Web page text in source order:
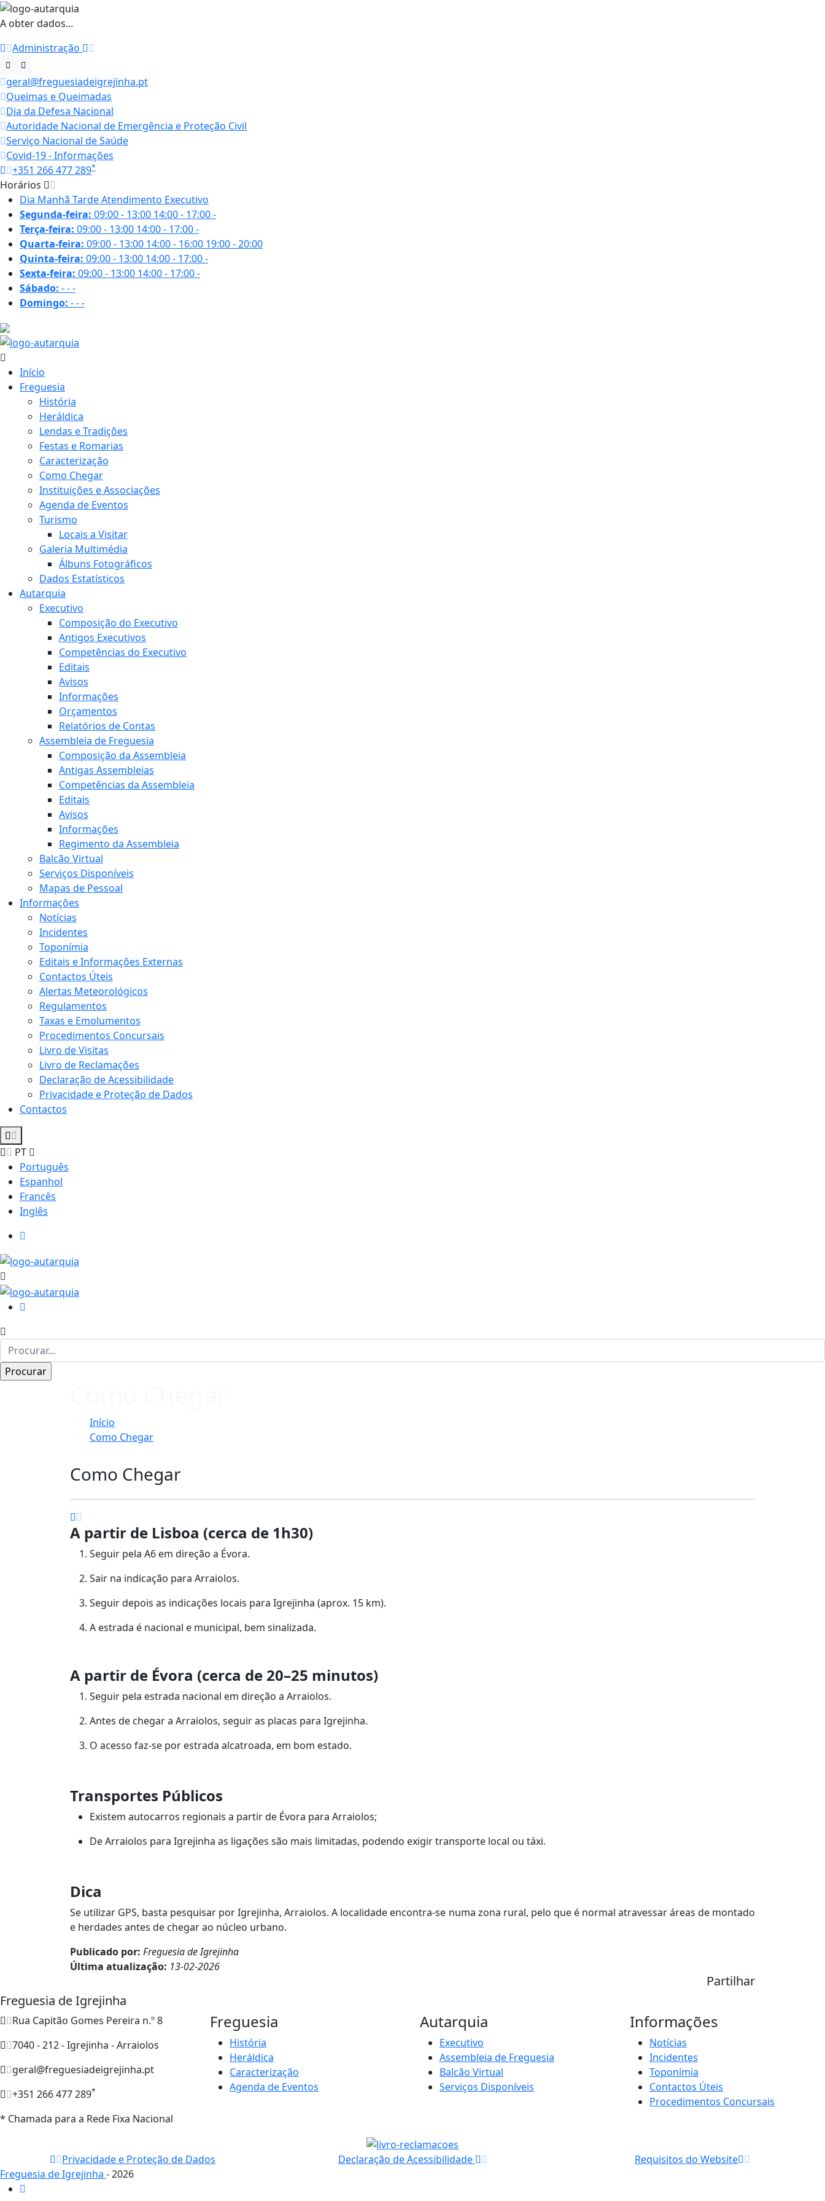
A obter dados...
Administração
geral@freguesiadeigrejinha.pt
Queimas e Queimadas
Dia da Defesa Nacional
Autoridade Nacional de Emergência e Proteção Civil
Serviço Nacional de Saúde
Covid-19 - Informações
+351 266 477 289*
Horários
Dia Manhã TardeAtendimento Executivo
Segunda-feira: 09:00 - 13:00 14:00 - 17:00-
Terça-feira: 09:00 - 13:00 14:00 - 17:00-
Quarta-feira: 09:00 - 13:00 14:00 - 16:00 19:00 - 20:00
Quinta-feira: 09:00 - 13:00 14:00 - 17:00-
Sexta-feira: 09:00 - 13:00 14:00 - 17:00-
Sábado: ---
Domingo: ---
Início
Freguesia
História
Heráldica
Lendas e Tradições
Festas e Romarias
Caracterização
Como Chegar
Instituições e Associações
Agenda de Eventos
Turismo
Locais a Visitar
Galeria Multimédia
Álbuns Fotográficos
Dados Estatísticos
Autarquia
Executivo
Composição do Executivo
Antigos Executivos
Competências do Executivo
Editais
Avisos
Informações
Orçamentos
Relatórios de Contas
Assembleia de Freguesia
Composição da Assembleia
Antigas Assembleias
Competências da Assembleia
Editais
Avisos
Informações
Regimento da Assembleia
Balcão Virtual
Serviços Disponíveis
Mapas de Pessoal
Informações
Notícias
Incidentes
Toponímia
Editais e Informações Externas
Contactos Úteis
Alertas Meteorológicos
Regulamentos
Taxas e Emolumentos
Procedimentos Concursais
Livro de Visitas
Livro de Reclamações
Declaração de Acessibilidade
Privacidade e Proteção de Dados
Contactos
PT
Português
Espanhol
Francês
Inglês
Início
Como Chegar
Como Chegar
A partir de Lisboa (cerca de 1h30)
Seguir pela A6 em direção a Évora.
Sair na indicação para Arraiolos.
Seguir depois as indicações locais para Igrejinha (aprox. 15 km).
A estrada é nacional e municipal, bem sinalizada.
A partir de Évora (cerca de 20–25 minutos)
Seguir pela estrada nacional em direção a Arraiolos.
Antes de chegar a Arraiolos, seguir as placas para Igrejinha.
O acesso faz-se por estrada alcatroada, em bom estado.
Transportes Públicos
Existem autocarros regionais a partir de Évora para Arraiolos;
De Arraiolos para Igrejinha as ligações são mais limitadas, podendo exigir transporte local ou táxi.
Dica
Se utilizar GPS, basta pesquisar por Igrejinha, Arraiolos. A localidade encontra-se numa zona rural, pelo que é normal atravessar áreas de montado
e herdades antes de chegar ao núcleo urbano.
Publicado por: Freguesia de Igrejinha
Última atualização: 13-02-2026
Partilhar
Freguesia de Igrejinha
Rua Capitão Gomes Pereira n.º 8
7040 - 212 - Igrejinha - Arraiolos
geral@freguesiadeigrejinha.pt
+351 266 477 289*
* Chamada para a Rede Fixa Nacional
Freguesia
História
Heráldica
Caracterização
Agenda de Eventos
Autarquia
Executivo
Assembleia de Freguesia
Balcão Virtual
Serviços Disponíveis
Informações
Notícias
Incidentes
Toponímia
Contactos Úteis
Procedimentos Concursais
Privacidade e Proteção de Dados Declaração de Acessibilidade
Requisitos do Website
Freguesia de Igrejinha - 2026